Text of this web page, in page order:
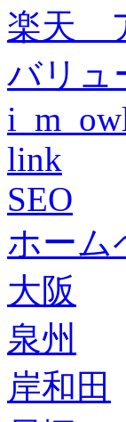
楽天
バリ
link
SEO
ホーム
大阪
泉州
岸和田